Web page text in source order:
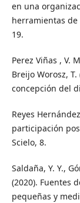
en una
herramientas de
19.
Perez Viñas , V.
Breijo Worosz,
concepción del
Reyes
participación
Scielo, 8.
Saldaña, Y. Y.,
(2020). Fuentes
pequeñas y